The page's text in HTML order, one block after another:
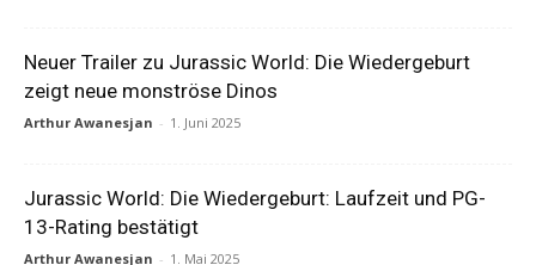
Neuer Trailer zu Jurassic World: Die Wiedergeburt
zeigt neue monströse Dinos
Arthur Awanesjan - 1. Juni 2025
Jurassic World: Die Wiedergeburt: Laufzeit und PG-
13-Rating bestätigt
Arthur Awanesjan - 1. Mai 2025